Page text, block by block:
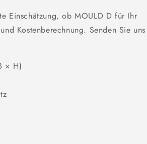
Einschätzung, ob MOULD D für Ihr
Kostenberechnung. Senden Sie uns
× H)